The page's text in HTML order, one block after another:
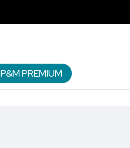
P&M PREMIUM